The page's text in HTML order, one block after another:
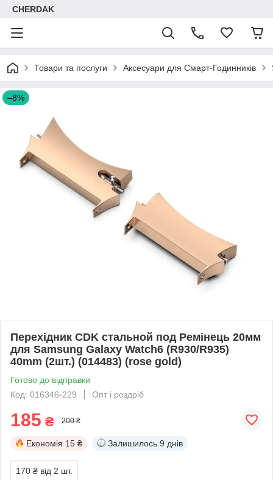
CHERDAK
Товари та послуги Аксесуари для Смарт-Годинників
–8%
Перехідник CDK стальной под Ремінець 20мм
для Samsung Galaxy Watch6 (R930/R935)
40mm (2шт.) (014483) (rose gold)
Готово до відправки
Код: 016346-229
Опт і роздріб
185 ₴ 200 ₴
Економія 15 ₴ Залишилось 9 днів
170 ₴ від 2 шт.